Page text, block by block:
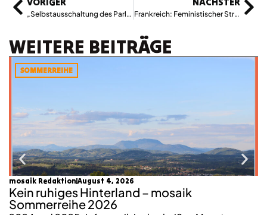
„Selbstausschaltung des Parlaments“: Eine Lüge und ihre Lehren Frankreich: Feministischer Streik gegen Pensionsreform
WEITERE BEITRÄGE
SOMMERREIHE
mosaik Redaktion August 4, 2026
Kein ruhiges Hinterland – mosaik
Sommerreihe 2026